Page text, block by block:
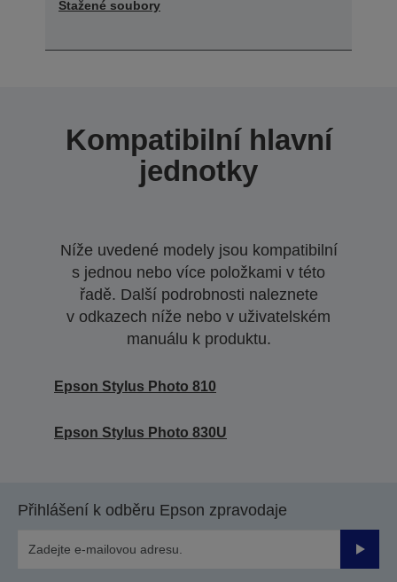
Stažené soubory
Kompatibilní hlavní
jednotky
Níže uvedené modely jsou kompatibilní
s jednou nebo více položkami v této
řadě. Další podrobnosti naleznete
v odkazech níže nebo v uživatelském
manuálu k produktu.
Epson Stylus Photo 810
Epson Stylus Photo 830U
Přihlášení k odběru Epson zpravodaje